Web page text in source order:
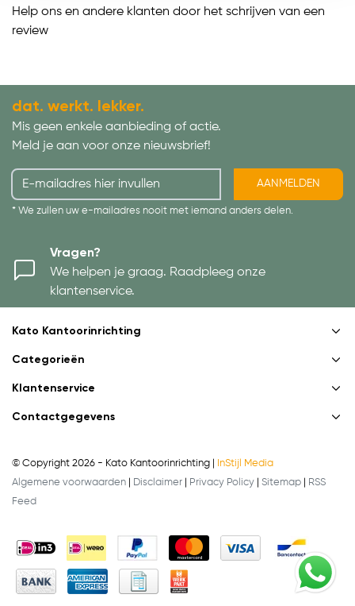
Help ons en andere klanten door het schrijven van een
review
dat. werkt. lekker.
Mis geen enkele aanbieding of actie.
Meld je aan voor onze nieuwsbrief!
AANMELDEN
* We zullen uw e-mailadres nooit met iemand anders delen.
Vragen?
We helpen je graag. Raadpleeg onze
klantenservice.
Kato Kantoorinrichting
Categorieën
Klantenservice
Contactgegevens
© Copyright 2026 - Kato Kantoorinrichting |
InStijl Media
Algemene voorwaarden
Disclaimer Privacy Policy Sitemap
RSS
Feed